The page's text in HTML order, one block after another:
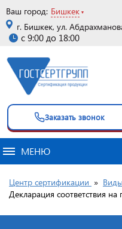
Ваш город: Бишкек
г. Бишкек, ул.
с 9:00 до 18:00
Заказать звонок
МЕНЮ
Центр сертификации » Виды
Декларация соответствия на